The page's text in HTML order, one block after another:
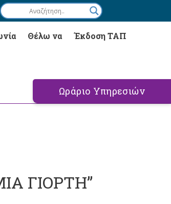
Θέλω να Έκδοση ΤΑΠ
Ωράριο Υπηρεσιών
ΓΙΟΡΤΗ”